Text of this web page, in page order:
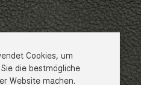
Cookies, um
die bestmögliche
Website machen.